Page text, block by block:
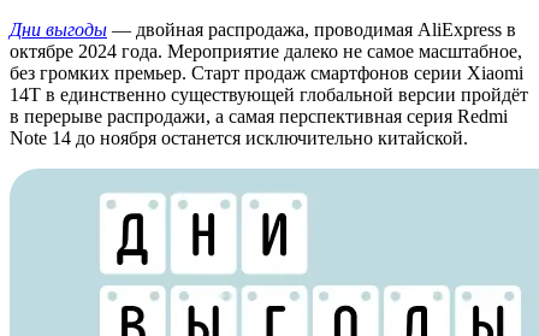
Дни выгоды — двойная распродажа, проводимая AliExpress в
октябре 2024 года. Мероприятие далеко не самое масштабное,
без громких премьер. Старт продаж смартфонов серии Xiaomi
14T в единственно существующей глобальной версии пройдёт
в перерыве распродажи, а самая перспективная серия Redmi
Note 14 до ноября останется исключительно китайской.